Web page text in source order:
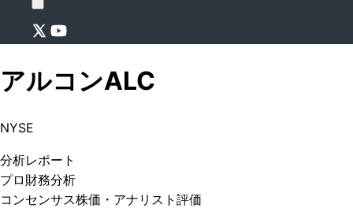
アルコンALC
NYSE
分析レポート
プロ 財務分析
コンセンサス株価 ・アナリスト評価